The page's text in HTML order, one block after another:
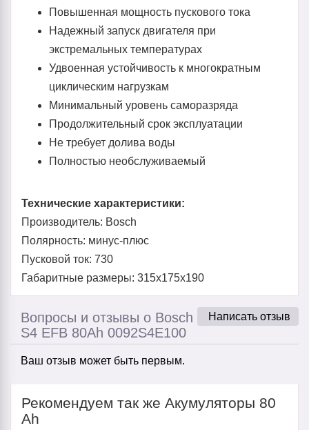
Повышенная мощность пускового тока
Надежный запуск двигателя при
экстремальных температурах
Удвоенная устойчивость к многократным
циклическим нагрузкам
Минимальный уровень саморазряда
Продолжительный срок эксплуатации
Не требует долива воды
Полностью необслуживаемый
Технические характеристики:
Производитель: Bosch
Полярность: минус-плюс
Пусковой ток: 730
Габаритные размеры: 315x175x190
Написать отзыв
Вопросы и отзывы о Bosch
S4 EFB 80Ah 0092S4E100
Ваш отзыв может быть первым.
Рекомендуем так же Акумуляторы 80
Ah